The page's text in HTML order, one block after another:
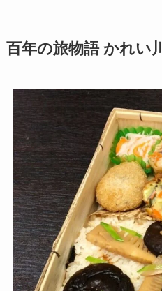
百年の旅物語 かれい川